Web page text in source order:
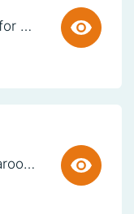
Display | Gifts for Book Lovers (60cm)
Display | Bookaroo Notebook & Pen - Fern